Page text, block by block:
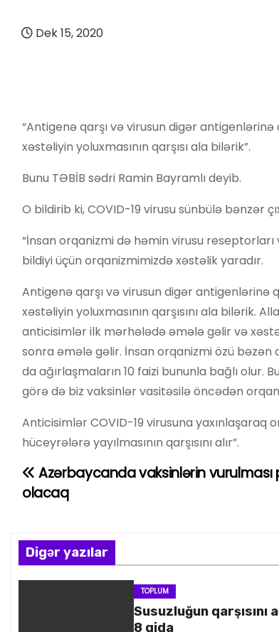
Dek 15, 2020
“Antigenə qarşı və virusun digər
xəstəliyin yoluxmasının qarşısı ala bilərik”.
Bunu TƏBİB sədri Ramin Bayramlı deyib.
O bildirib ki, COVID-19 virusu sünbülə bənzər
“İnsan orqanizmi də həmin virusu
bildiyi üçün orqanizmimizdə xəstəlik yaradır.
Antigenə qarşı və virusun digər antigenlərinə
xəstəliyin yoluxmasının qarşısını ala bilərik.
anticisimlər ilk mərhələdə əmələ gəlir və
sonra əmələ gəlir. İnsan orqanizmi özü bəzən
da ağırlaşmaların 10 faizi bununla bağlı olur.
görə də biz vaksinlər vasitəsilə öncədən
Anticisimlər COVID-19 virusuna yaxınlaşaraq
hüceyrələrə yayılmasının qarşısını alır”.
Y
z
ı
Azərbaycanda vaksinlərin vurulması
olacaq
Digər yazılar
TOPLUM
Susuzluğun qarşısını
8 qida